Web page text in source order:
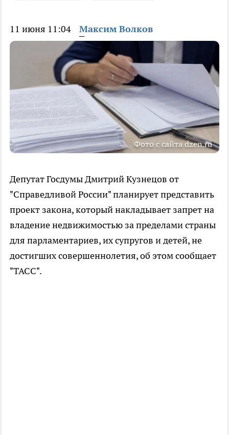
11 июня 11:04 Максим Волков
Фото с сайта dzen.ru
Депутат Госдумы Дмитрий Кузнецов от
"Справедливой России" планирует представить
проект закона, который накладывает запрет на
владение недвижимостью за пределами страны
для парламентариев, их супругов и детей, не
достигших совершеннолетия, об этом сообщает
"ТАСС".